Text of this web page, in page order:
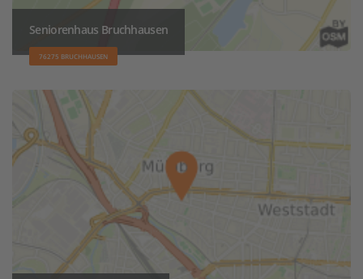
Seniorenhaus Bruchhausen
76275 BRUCHHAUSEN